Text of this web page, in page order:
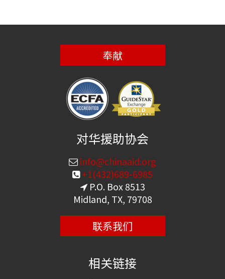
奉献
对华援助协会
info@chinaaid.org
+1(432)689-6985
P.O. Box 8513
Midland, TX, 79708
联系我们
相关链接